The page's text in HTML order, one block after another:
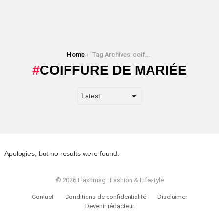
Home Tag Archives: coiffure de mariée
COIFFURE DE MARIÉE
Apologies, but no results were found.
© 2026 Flashmag : Fashion & Lifestyle
Contact Conditions de confidentialité
Disclaimer
Devenir rédacteur